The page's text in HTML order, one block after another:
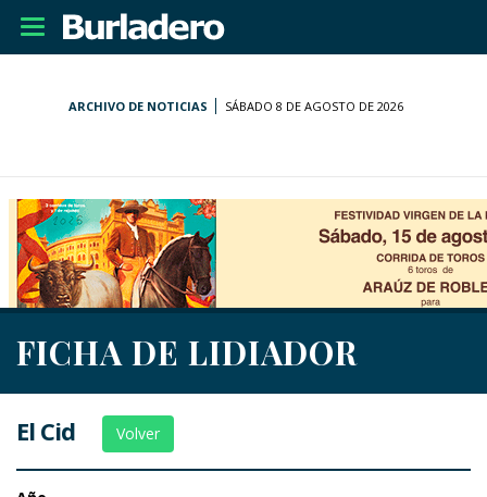
Desplegar
navegación
ARCHIVO DE NOTICIAS SÁBADO 8 DE AGOSTO DE 2026
FICHA DE LIDIADOR
El Cid Volver